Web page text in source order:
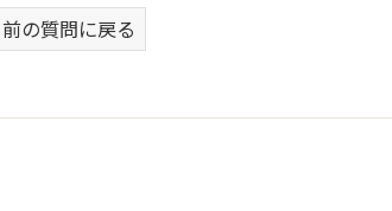
前の質問に戻る